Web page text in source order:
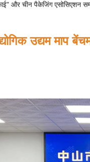
और चीन पैकेजिंग एसोसिएशन
उद्यम माप